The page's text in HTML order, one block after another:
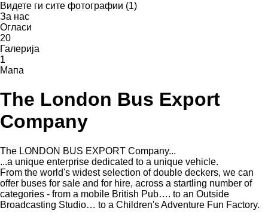
Видете ги сите фотографии (1)
За нас
Огласи
20
Галерија
1
Мапа
The London Bus Export
Company
The LONDON BUS EXPORT Company...
...a unique enterprise dedicated to a unique vehicle.
From the world's widest selection of double deckers, we can
offer buses for sale and for hire, across a startling number of
categories - from a mobile British Pub…. to an Outside
Broadcasting Studio… to a Children's Adventure Fun Factory.